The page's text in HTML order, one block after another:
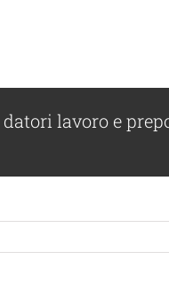
lavoro e